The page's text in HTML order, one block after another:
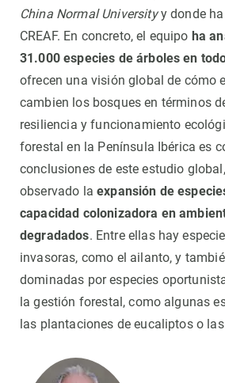
China Normal Universityy donde
CREAF. En concreto, el equipo ha
31.000 especies de árboles en
ofrecen una visión global de cómo
cambien los bosques en términos
resiliencia y funcionamiento
forestal en la Península Ibérica es
conclusiones de este estudio
observado laexpansión de
capacidad colonizadora en
degradados. Entre ellas hay
invasoras, como el ailanto, y
dominadas por especies
la gestión forestal, como algunas
las plantaciones de eucaliptos o